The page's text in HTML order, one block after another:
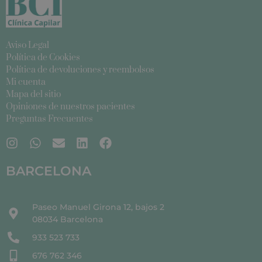
Aviso Legal
Política de Cookies
Política de devoluciones y reembolsos
Mi cuenta
Mapa del sitio
Opiniones de nuestros pacientes
Preguntas Frecuentes
BARCELONA
Paseo Manuel Girona 12, bajos 2
08034 Barcelona
933 523 733
676 762 346